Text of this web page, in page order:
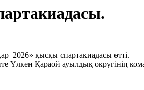
қысқы спартакиадасы өтті.
Қараой ауылдық округінің